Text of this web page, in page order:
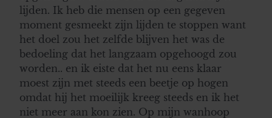
lijden. Ik heb die mensen op een gegeven
moment gesmeekt zijn lijden te stoppen want
het doel zou het zelfde blijven het was de
bedoeling dat het langzaam opgehoogd zou
worden.. en ik eiste dat het nu eens klaar
moest zijn met steeds een beetje op hogen
omdat hij het moeilijk kreeg steeds en ik het
niet meer aan kon zien. Op mijn wanhoop